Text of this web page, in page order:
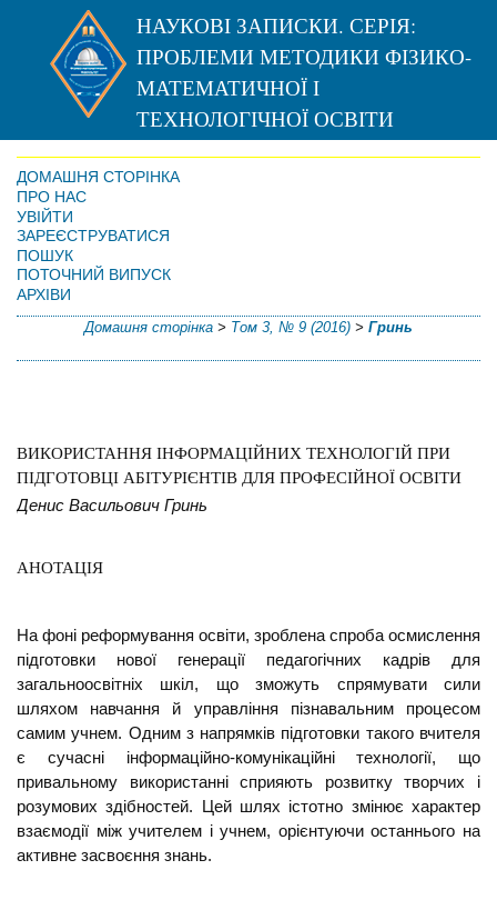
НАУКОВІ ЗАПИСКИ. СЕРІЯ:
ПРОБЛЕМИ МЕТОДИКИ ФІЗИКО-
МАТЕМАТИЧНОЇ І
ТЕХНОЛОГІЧНОЇ ОСВІТИ
ДОМАШНЯ СТОРІНКА
ПРО НАС
УВІЙТИ
ЗАРЕЄСТРУВАТИСЯ
ПОШУК
ПОТОЧНИЙ ВИПУСК
АРХІВИ
Домашня сторінка > Том 3, № 9 (2016) > Гринь
ВИКОРИСТАННЯ ІНФОРМАЦІЙНИХ ТЕХНОЛОГІЙ ПРИ
ПІДГОТОВЦІ АБІТУРІЄНТІВ ДЛЯ ПРОФЕСІЙНОЇ ОСВІТИ
Денис Васильович Гринь
АНОТАЦІЯ
На фоні реформування освіти, зроблена спроба осмислення
підготовки нової генерації педагогічних кадрів для
загальноосвітніх шкіл, що зможуть спрямувати сили
шляхом навчання й управління пізнавальним процесом
самим учнем. Одним з напрямків підготовки такого вчителя
є сучасні інформаційно-комунікаційні технології, що
привальному використанні сприяють розвитку творчих і
розумових здібностей. Цей шлях істотно змінює характер
взаємодії між учителем і учнем, орієнтуючи останнього на
активне засвоєння знань.